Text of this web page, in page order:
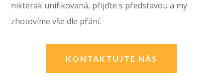
nikterak unifikovaná, přijďte s představou a my
zhotovíme vše dle přání.
KONTAKTUJTE NÁS